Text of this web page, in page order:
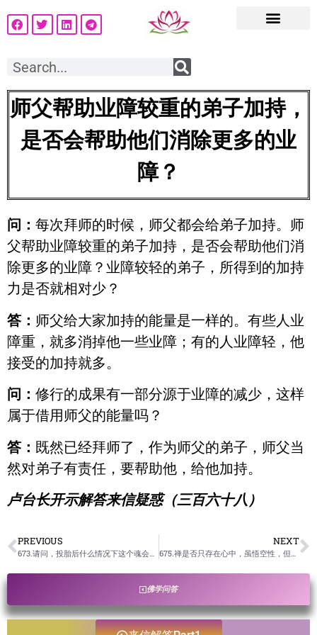
师父帮助业障较重的弟子加持，
是否会帮助他们消除更多的业
障？
问： 每次拜师的时候，师父都会给弟子加持。师
父帮助业障较重的弟子加持，是否会帮助他们消
除更多的业障？业障较轻的弟子，所得到的加持
力是否就相对少？
答： 师父给大家加持的能量是一样的。有些人业
障重，就多消掉他一些业障；有的人业障轻，他
接受的加持就多。
问： 修行的成果有一部分源于业障的减少，这样
属于借用师父的能量吗？
答： 既然已经拜师了，作为师父的弟子，师父当
然对弟子有责任，要帮助他，给他加持。
卢台长开示解答来信疑惑（三百六十八）
PREVIOUS
673.请问，投胎后什么情况下这个魂会选择自己走掉？每个胎儿都有权力让自己胎死腹中吗？/卢台长开示解答来信疑惑
NEXT
675.禅是否只存在心中，虽悟空性，但不是抛弃生活？禅是否也有境界的高低？/卢台长开示解答来信疑惑
佛学问答